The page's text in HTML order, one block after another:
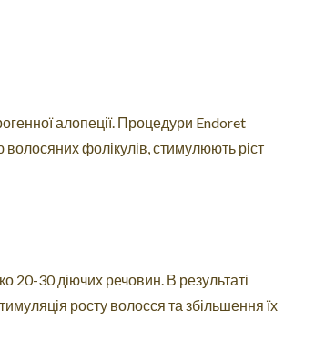
алопеції. Процедури Endoret
фолікулів, стимулюють ріст
20-30 діючих речовин. В результаті
росту волосся та збільшення їх